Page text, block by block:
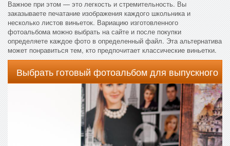
Важное при этом — это легкость и стремительность. Вы
заказываете печатание изображения каждого школьника и
несколько листов виньеток. Вариацию изготовленного
фотоальбома можно выбрать на сайте и после покупки
определяете каждое фото в определенный файл. Эта альтернатива
может понравиться тем, кто предпочитает классические виньетки.
Выбрать готовый фотоальбом для выпускного